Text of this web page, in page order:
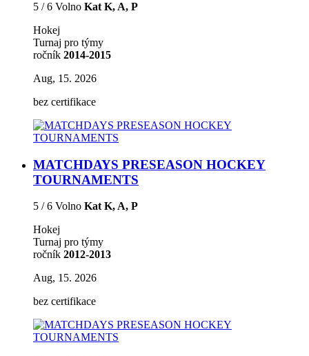
5 / 6 Volno Kat K, A, P
Hokej
Turnaj pro týmy
ročník 2014-2015
Aug, 15. 2026
bez certifikace
MATCHDAYS PRESEASON HOCKEY
TOURNAMENTS
5 / 6 Volno Kat K, A, P
Hokej
Turnaj pro týmy
ročník 2012-2013
Aug, 15. 2026
bez certifikace